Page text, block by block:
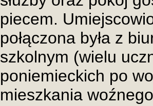
piecem.
połączona była z
szkolnym (wielu
poniemieckich po
mieszkania